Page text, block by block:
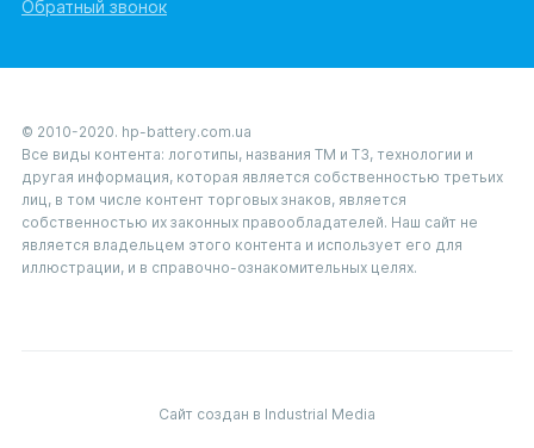
Обратный звонок
© 2010-2020. hp-battery.com.ua
Все виды контента: логотипы, названия ТМ и ТЗ, технологии и
другая информация, которая является собственностью третьих
лиц, в том числе контент торговых знаков, является
собственностью их законных правообладателей. Наш сайт не
является владельцем этого контента и использует его для
иллюстрации, и в справочно-ознакомительных целях.
Сайт создан в Industrial Media